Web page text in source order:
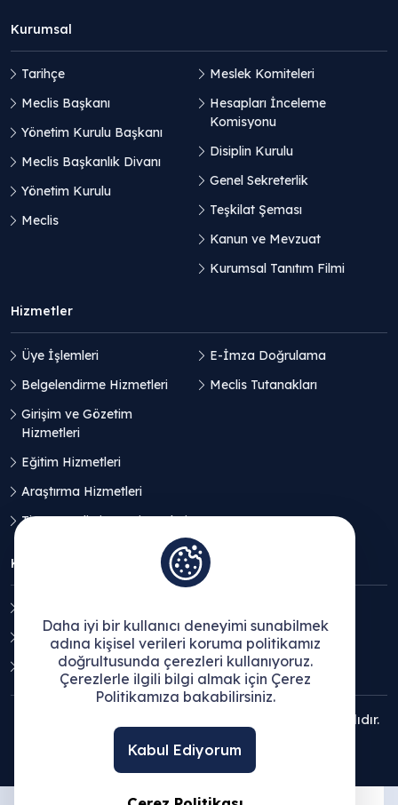
Kurumsal
Tarihçe
Meclis Başkanı
Yönetim Kurulu Başkanı
Meclis Başkanlık Divanı
Yönetim Kurulu
Meclis
Meslek Komiteleri
Hesapları İnceleme
Komisyonu
Disiplin Kurulu
Genel Sekreterlik
Teşkilat Şeması
Kanun ve Mevzuat
Kurumsal Tanıtım Filmi
Hizmetler
Üye İşlemleri
Belgelendirme Hizmetleri
Girişim ve Gözetim
Hizmetleri
Eğitim Hizmetleri
Araştırma Hizmetleri
Ticaret Geliştirme Hizmetleri
E-İmza Doğrulama
Meclis Tutanakları
KVKK
Açık Rıza Beyanı
Çerez Politikası
© 2025 Ege Bölgesi Sanayi Odası - Tüm hakları saklıdır.
Daha iyi bir kullanıcı deneyimi sunabilmek
adına kişisel verileri koruma politikamız
doğrultusunda çerezleri kullanıyoruz.
Çerezlerle ilgili bilgi almak için Çerez
Politikamıza bakabilirsiniz.
Kabul Ediyorum